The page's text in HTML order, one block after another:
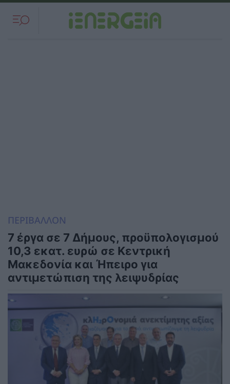
ΠΕΡΙΒΑΛΛΟΝ
7 έργα σε 7 Δήμους, προϋπολογισμού
10,3 εκατ. ευρώ σε Κεντρική
Μακεδονία και Ήπειρο για
αντιμετώπιση της λειψυδρίας